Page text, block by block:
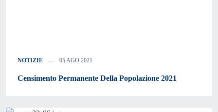
NOTIZIE 05 AGO 2021
Censimento Permanente Della Popolazione 2021